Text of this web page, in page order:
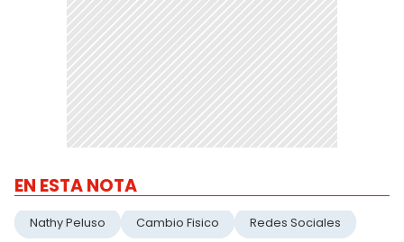
EN ESTA NOTA
Nathy Peluso Cambio Fisico Redes Sociales